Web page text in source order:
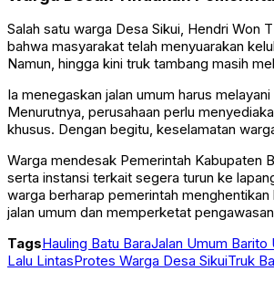
Salah satu warga Desa Sikui, Hendri Won
bahwa masyarakat telah menyuarakan
Namun, hingga kini truk tambang masih
Ia menegaskan jalan umum harus
Menurutnya, perusahaan perlu
khusus. Dengan begitu, keselamatan
Warga mendesak Pemerintah Kabupaten
serta instansi terkait segera turun ke
warga berharap pemerintah menghentikan
jalan umum dan memperketat
TagsHauling Batu BaraJalan Umum Barito
Lalu LintasProtes Warga Desa SikuiTruk